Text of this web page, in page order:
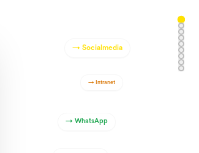
→ Socialmedia
→ Intranet
→ WhatsApp